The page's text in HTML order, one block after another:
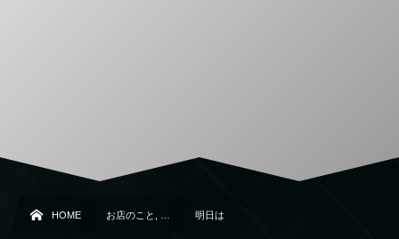
HOME お店のこと, … 明日は